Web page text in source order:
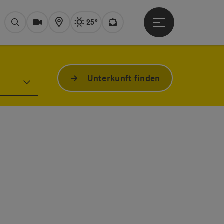
SuchenWebcams
Karte Aktuelles Wetter Bad Ischl,
25°
Newsletter
Hauptmenü öffnen
Unterkunft finden